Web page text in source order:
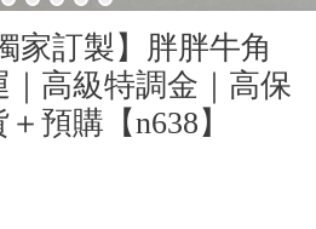
家訂製】胖胖牛角
高級特調金｜高保
預購【n638】